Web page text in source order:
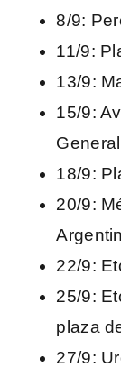
8/9:
11/9:
13/9:
15/9:
18/9:
20/9:
22/9:
25/9:
plaza
27/9: